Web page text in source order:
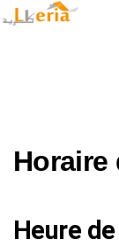
Horaire
Heure